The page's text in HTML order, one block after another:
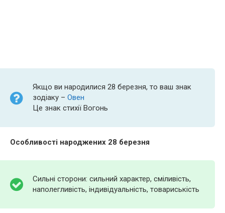
Якщо ви народилися 28 березня, то ваш знак
зодіаку – Овен
Це знак стихії Вогонь
Особливості народжених 28 березня
Сильні сторони: сильний характер, сміливість,
наполегливість, індивідуальність, товариськість